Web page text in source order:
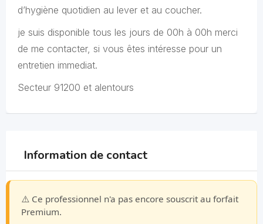
d’hygiène quotidien au lever et au coucher.
je suis disponible tous les jours de 00h à 00h merci
de me contacter, si vous êtes intéresse pour un
entretien immediat.
Secteur 91200 et alentours
Information de contact
⚠️ Ce professionnel n'a pas encore souscrit au forfait
Premium.